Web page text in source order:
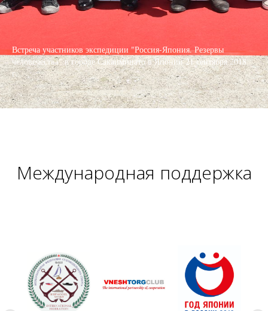
Встреча участников экспедиции "Россия-Япония. Резервы
человечества" в городе Сакаиминато в Японии 21 сентября 2018
г.
Международная поддержка